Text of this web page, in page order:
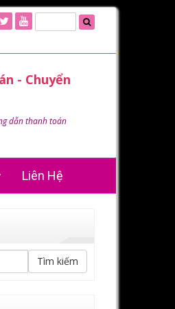
- Chuyển
dẫn thanh toán
Liên Hệ
Tìm kiếm